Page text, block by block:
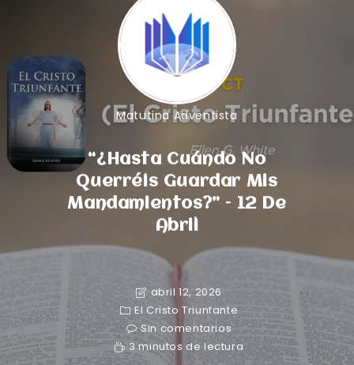
Matutina Adventista
“¿Hasta Cuándo No
Querréis Guardar Mis
Mandamientos?” – 12 De
Abril
abril 12, 2026
El Cristo Triunfante
Sin comentarios
3 minutos de lectura